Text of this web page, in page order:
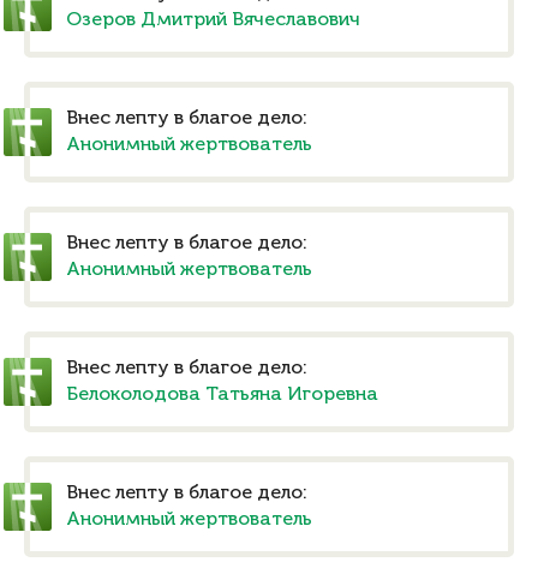
Озеров Дмитрий Вячеславович
Внес лепту в благое дело:
Анонимный жертвователь
Внес лепту в благое дело:
Анонимный жертвователь
Внес лепту в благое дело:
Белоколодова Татьяна Игоревна
Внес лепту в благое дело:
Анонимный жертвователь